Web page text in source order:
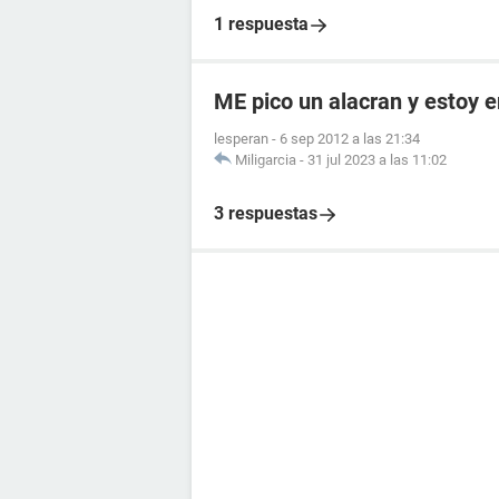
1 respuesta
ME pico un alacran y estoy
lesperan - 6 sep 2012 a las 21:34
Miligarcia - 31 jul 2023 a las 11:02
3 respuestas